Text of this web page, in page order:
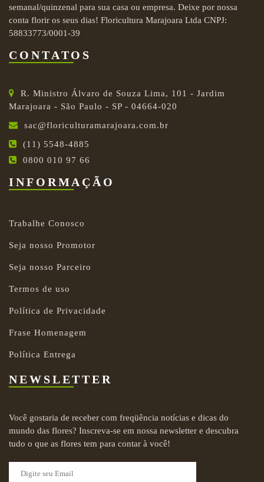
semanal/quinzenal para sua casa ou empresa. Deixe por nossa
conta florir os seus dias! Floricultura Marajoara Ltda CNPJ:
58833773/0001-39
CONTATOS
R. Ministro Álvaro de Souza Lima, 101 - Jardim
Marajoara - São Paulo - SP - 04664-020
sac@floriculturamarajoara.com.br
(11) 5548-4885
0800 010 97 66
INFORMAÇÃO
Trabalhe Conosco
Seja nosso Promotor
Seja nosso Parceiro
Termos de uso
Política de Privacidade
Frase Homenagem
Política Entrega
NEWSLETTER
Você gostaria de receber com freqüência notícias e dicas do
mundo das flores? Inscreva-se em nossa newsletter e descubra
tudo o que as flores tem para contar à você!